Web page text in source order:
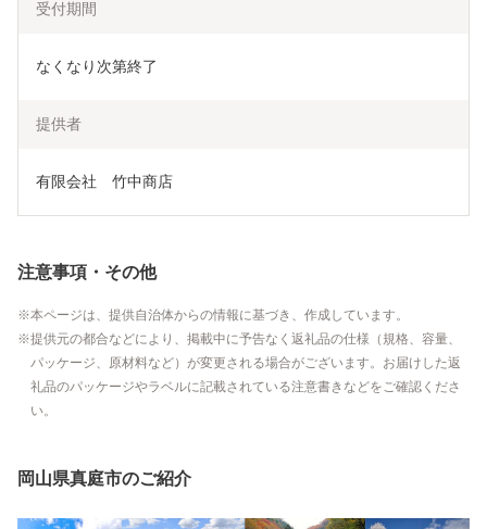
受付期間
なくなり次第終了
提供者
有限会社　竹中商店
注意事項・その他
本ページは、提供自治体からの情報に基づき、作成しています。
提供元の都合などにより、掲載中に予告なく返礼品の仕様（規格、容量、
パッケージ、原材料など）が変更される場合がございます。お届けした返
礼品のパッケージやラベルに記載されている注意書きなどをご確認くださ
い。
岡山県真庭市のご紹介